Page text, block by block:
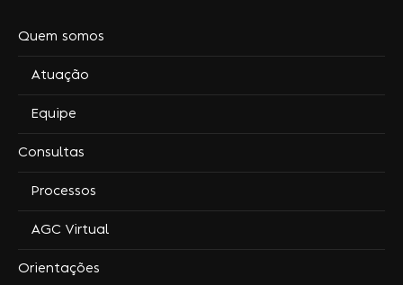
Quem somos
Atuação
Equipe
Consultas
Processos
AGC Virtual
Orientações